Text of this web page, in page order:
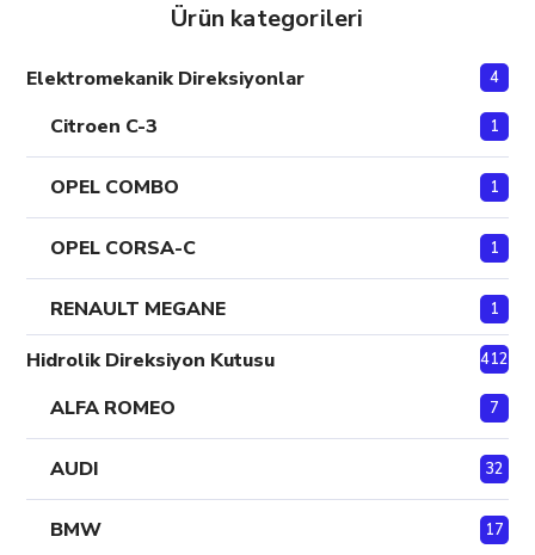
Ürün kategorileri
Elektromekanik Direksiyonlar 4
Citroen C-3 1
OPEL COMBO 1
OPEL CORSA-C 1
RENAULT MEGANE 1
Hidrolik Direksiyon Kutusu 412
ALFA ROMEO 7
AUDI 32
BMW 17